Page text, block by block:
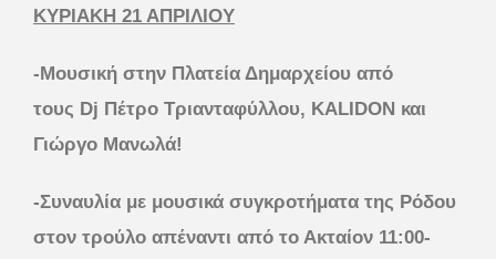
ΚΥΡΙΑΚΗ 21 ΑΠΡΙΛΙΟΥ
-Μουσική στην Πλατεία Δημαρχείου από
τους Dj Πέτρο Τριανταφύλλου, KALIDON και
Γιώργο Μανωλά!
-Συναυλία με μουσικά συγκροτήματα της Ρόδου
στον τρούλο απέναντι από το Ακταίον 11:00-